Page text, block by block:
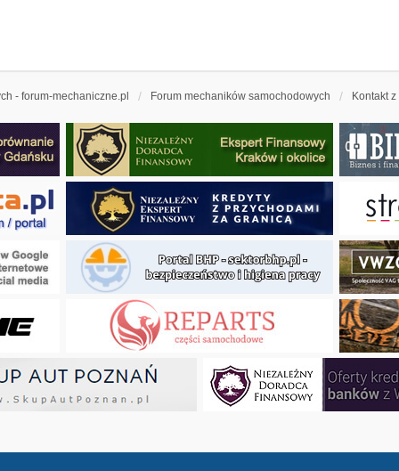
- forum-mechaniczne.pl Forum mechaników samochodowych Kontakt